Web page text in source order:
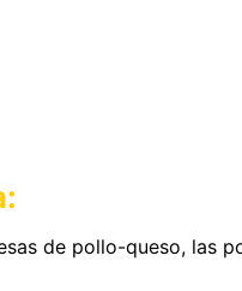
de pollo-queso,